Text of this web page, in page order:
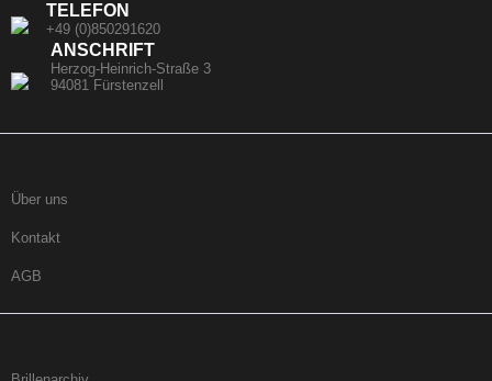
TELEFON
+49 (0)850291620
ANSCHRIFT
Herzog-Heinrich-Straße 3
94081 Fürstenzell
Über uns
Kontakt
AGB